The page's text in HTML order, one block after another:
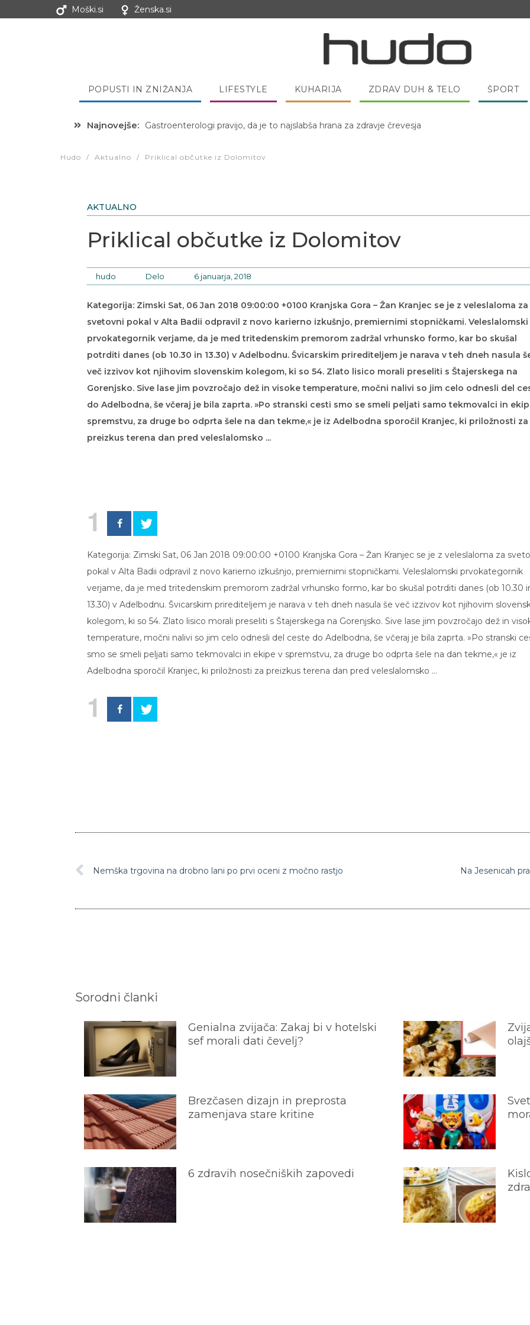
Moški.si Ženska.si
POPUSTI IN ZNIŽANJA LIFESTYLE KUHARIJA ZDRAV DUH & TELO ŠPORT
Najnovejše:
Gastroenterologi pravijo, da je to najslabša hrana za zdravje črevesja
Hudo / Aktualno / Priklical občutke iz Dolomitov
AKTUALNO
Priklical občutke iz Dolomitov
hudo Delo 6 januarja, 2018
Kategorija: Zimski Sat, 06 Jan 2018 09:00:00 +0100 Kranjska Gora – Žan Kranjec se je z veleslaloma za
svetovni pokal v Alta Badii odpravil z novo karierno izkušnjo, premiernimi stopničkami. Veleslalomski
prvokategornik verjame, da je med tritedenskim premorom zadržal vrhunsko formo, kar bo skušal
potrditi danes (ob 10.30 in 13.30) v Adelbodnu. Švicarskim prirediteljem je narava v teh dneh nasula
več izzivov kot njihovim slovenskim kolegom, ki so 54. Zlato lisico morali preseliti s Štajerskega na
Gorenjsko. Sive lase jim povzročajo dež in visoke temperature, močni nalivi so jim celo odnesli del
do Adelbodna, še včeraj je bila zaprta. »Po stranski cesti smo se smeli peljati samo tekmovalci in
spremstvu, za druge bo odprta šele na dan tekme,« je iz Adelbodna sporočil Kranjec, ki priložnosti za
preizkus terena dan pred veleslalomsko ...
1
Kategorija: Zimski Sat, 06 Jan 2018 09:00:00 +0100 Kranjska Gora – Žan Kranjec se je z veleslaloma za
pokal v Alta Badii odpravil z novo karierno izkušnjo, premiernimi stopničkami. Veleslalomski prvokategornik
verjame, da je med tritedenskim premorom zadržal vrhunsko formo, kar bo skušal potrditi danes (ob 10.30
13.30) v Adelbodnu. Švicarskim prirediteljem je narava v teh dneh nasula še več izzivov kot njihovim
kolegom, ki so 54. Zlato lisico morali preseliti s Štajerskega na Gorenjsko. Sive lase jim povzročajo dež in
temperature, močni nalivi so jim celo odnesli del ceste do Adelbodna, še včeraj je bila zaprta. »Po stranski
smo se smeli peljati samo tekmovalci in ekipe v spremstvu, za druge bo odprta šele na dan tekme,« je iz
Adelbodna sporočil Kranjec, ki priložnosti za preizkus terena dan pred veleslalomsko …
1
Nemška trgovina na drobno lani po prvi oceni z močno rastjo Na Jesenicah
Sorodni članki
Genialna zvijača: Zakaj bi v hotelski
sef morali dati čevelj?
Brezčasen dizajn in preprosta
zamenjava stare kritine
6 zdravih nosečniških zapovedi